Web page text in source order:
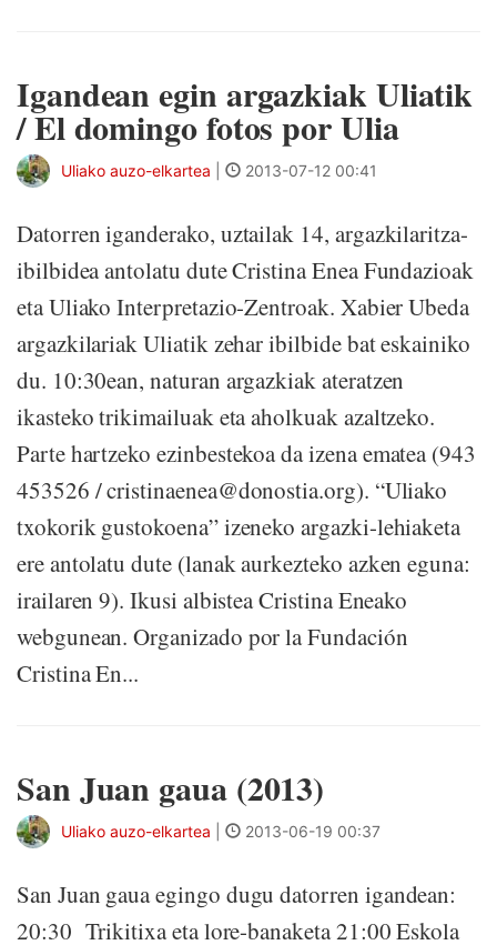
Igandean egin argazkiak Uliatik
/ El domingo fotos por Ulia
Uliako auzo-elkartea 2013-07-12 00:41
Datorren iganderako, uztailak 14, argazkilaritza-
ibilbidea antolatu dute Cristina Enea Fundazioak
eta Uliako Interpretazio-Zentroak. Xabier Ubeda
argazkilariak Uliatik zehar ibilbide bat eskainiko
du. 10:30ean, naturan argazkiak ateratzen
ikasteko trikimailuak eta aholkuak azaltzeko.
Parte hartzeko ezinbestekoa da izena ematea (943
453526 / cristinaenea@donostia.org). “Uliako
txokorik gustokoena” izeneko argazki-lehiaketa
ere antolatu dute (lanak aurkezteko azken eguna:
irailaren 9). Ikusi albistea Cristina Eneako
webgunean. Organizado por la Fundación
Cristina En...
San Juan gaua (2013)
Uliako auzo-elkartea 2013-06-19 00:37
San Juan gaua egingo dugu datorren igandean:
20:30 Trikitixa eta lore-banaketa 21:00 Eskola